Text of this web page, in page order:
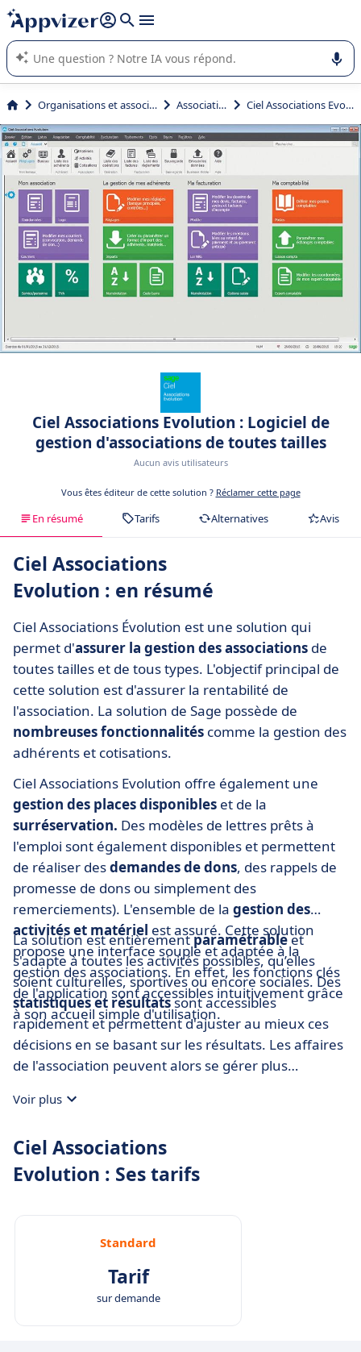
répondre (plusieurs lignes avec
L'IA de Appvizer vous guide dans l'utilisation ou la sélection de
logiciel SaaS en entreprise.
Organisations et associations Associations Ciel Associations Evolution
Ciel Associations Evolution : Logiciel de
gestion d'associations de toutes tailles
Aucun avis utilisateurs
Vous êtes éditeur de cette solution ? Réclamer cette page
En résumé Tarifs Alternatives Avis
Ciel Associations
Evolution : en résumé
Ciel Associations Évolution est une solution qui
permet d'assurer la gestion des associations de
toutes tailles et de tous types. L'objectif principal de
cette solution est d'assurer la rentabilité de
l'association. La solution de Sage possède de
nombreuses fonctionnalités comme la gestion des
adhérents et cotisations.
Ciel Associations Evolution offre également une
gestion des places disponibles et de la
surréservation. Des modèles de lettres prêts à
l'emploi sont également disponibles et permettent
de réaliser desdemandes de dons, des rappels de
promesse de dons ou simplement des
remerciements). L'ensemble de la gestion des
activités et matériel est assuré. Cette solution
propose une interface souple et adaptée à la
gestion des associations. En effet, les fonctions clés
de l'application sont accessibles intuitivement grâce
à son accueil simple d'utilisation.
La solution est entièrementparamétrableet
s'adapte à toutes les activités possibles, qu’elles
soient culturelles, sportives ou encore sociales. Des
statistiques et résultatssont accessibles
rapidement et permettent d'ajuster au mieux ces
décisions en se basant sur les résultats. Les affaires
de l'association peuvent alors se gérer plus
projet apporté ici.
Voir plus
Ciel Associations
Evolution : Ses tarifs
Standard
Tarif
sur demande